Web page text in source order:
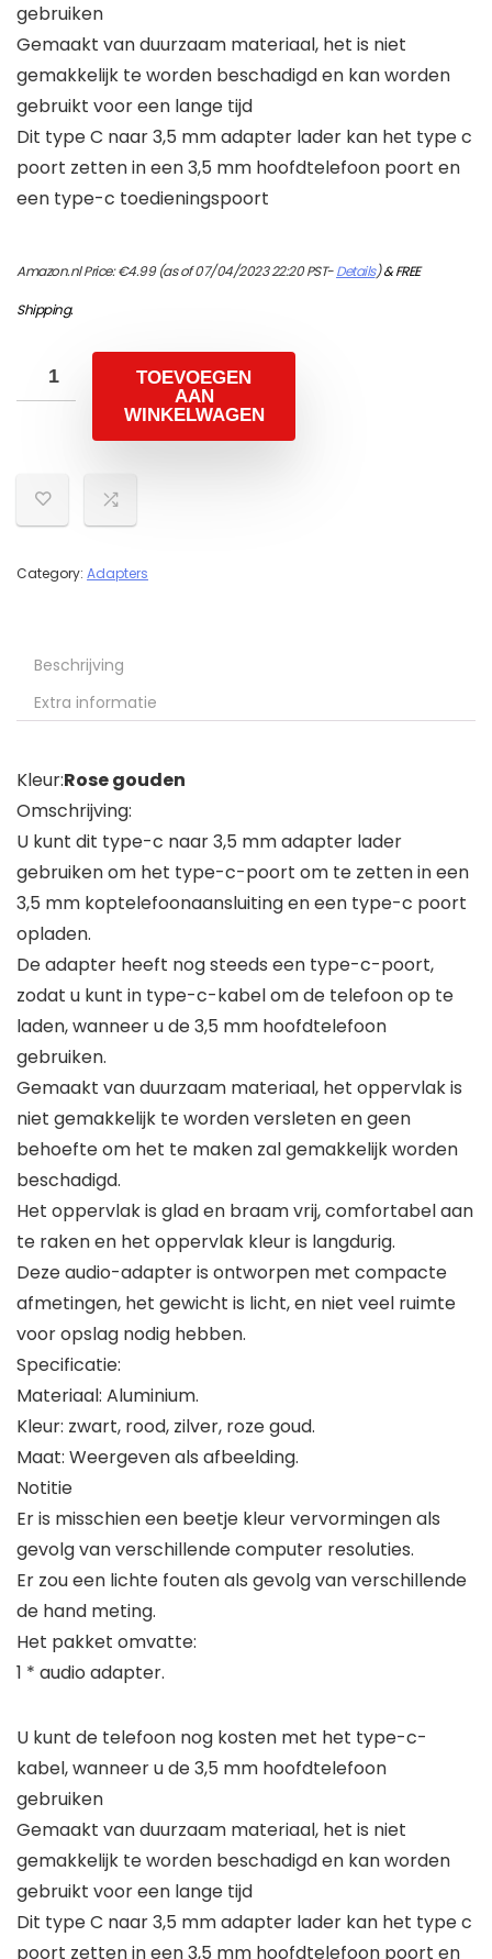
gebruiken
Gemaakt van duurzaam materiaal, het is niet
gemakkelijk te worden beschadigd en kan worden
gebruikt voor een lange tijd
Dit type C naar 3,5 mm adapter lader kan het type c
poort zetten in een 3,5 mm hoofdtelefoon poort en
een type-c toedieningspoort
Amazon.nl Price:€4.99(as of 07/04/2023 22:20 PST-Details)&FREE
Shipping.
TOEVOEGEN
AAN
WINKELWAGEN
Category: Adapters
Beschrijving
Extra informatie
Kleur:Rose gouden
Omschrijving:
U kunt dit type-c naar 3,5 mm adapter lader
gebruiken om het type-c-poort om te zetten in een
3,5 mm koptelefoonaansluiting en een type-c poort
opladen.
De adapter heeft nog steeds een type-c-poort,
zodat u kunt in type-c-kabel om de telefoon op te
laden, wanneer u de 3,5 mm hoofdtelefoon
gebruiken.
Gemaakt van duurzaam materiaal, het oppervlak is
niet gemakkelijk te worden versleten en geen
behoefte om het te maken zal gemakkelijk worden
beschadigd.
Het oppervlak is glad en braam vrij, comfortabel aan
te raken en het oppervlak kleur is langdurig.
Deze audio-adapter is ontworpen met compacte
afmetingen, het gewicht is licht, en niet veel ruimte
voor opslag nodig hebben.
Specificatie:
Materiaal: Aluminium.
Kleur: zwart, rood, zilver, roze goud.
Maat: Weergeven als afbeelding.
Notitie
Er is misschien een beetje kleur vervormingen als
gevolg van verschillende computer resoluties.
Er zou een lichte fouten als gevolg van verschillende
de hand meting.
Het pakket omvatte:
1 * audio adapter.
U kunt de telefoon nog kosten met het type-c-
kabel, wanneer u de 3,5 mm hoofdtelefoon
gebruiken
Gemaakt van duurzaam materiaal, het is niet
gemakkelijk te worden beschadigd en kan worden
gebruikt voor een lange tijd
Dit type C naar 3,5 mm adapter lader kan het type c
poort zetten in een 3,5 mm hoofdtelefoon poort en